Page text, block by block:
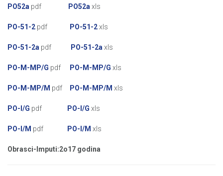
PO52a pdf PO52a xls
PO-51-2 pdf PO-51-2xls
PO-51-2a pdf PO-51-2a xls
PO-M-MP/G pdf PO-M-MP/G xls
PO-M-MP/M pdf PO-M-MP/M xls
PO-I/G pdf PO-I/G xls
PO-I/M pdf PO-I/M xls
Obrasci-Imputi:2o17 godina